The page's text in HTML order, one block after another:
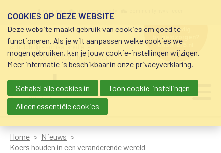
schuldhulp • sociaal krediet •
budgetbeheer • beschermingsbewind
hulp nodig
bij geldzorgen?
0800-8115.nl
Main navigation
Home
Nieuws
Koers houden in een veranderende wereld
COOKIES OP DEZE WEBSITE
Deze website maakt gebruik van cookies om goed te
functioneren. Als je wilt aanpassen welke cookies we
mogen gebruiken, kan je jouw cookie-instellingen wijzigen.
Meer informatie is beschikbaar in onze privacyverklaring.
Schakel alle cookies in
Toon cookie-instellingen
Alleen essentiële cookies